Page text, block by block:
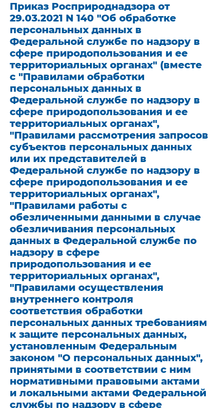
Приказ Росприроднадзора от
29.03.2021 N 140 "Об обработке
персональных данных в
Федеральной службе по надзору в
сфере природопользования и ее
территориальных органах" (вместе
с "Правилами обработки
персональных данных в
Федеральной службе по надзору в
сфере природопользования и ее
территориальных органах",
"Правилами рассмотрения запросов
субъектов персональных данных
или их представителей в
Федеральной службе по надзору в
сфере природопользования и ее
территориальных органах",
"Правилами работы с
обезличенными данными в случае
обезличивания персональных
данных в Федеральной службе по
надзору в сфере
природопользования и ее
территориальных органах",
"Правилами осуществления
внутреннего контроля
соответствия обработки
персональных данных требованиям
к защите персональных данных,
установленным Федеральным
законом "О персональных данных",
принятыми в соответствии с ним
нормативными правовыми актами
и локальными актами Федеральной
службы по надзору в сфере